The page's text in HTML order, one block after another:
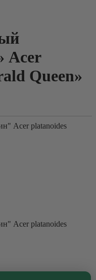
Acer
Queen»
Acer platanoides
Acer platanoides